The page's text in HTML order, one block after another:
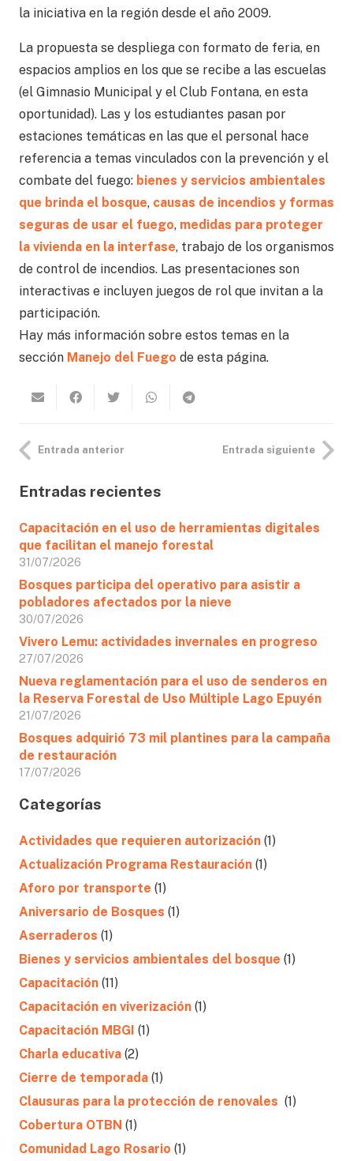
la iniciativa en la región desde el año 2009.
La propuesta se despliega con formato de feria, en
espacios amplios en los que se recibe a las escuelas
(el Gimnasio Municipal y el Club Fontana, en esta
oportunidad). Las y los estudiantes pasan por
estaciones temáticas en las que el personal hace
referencia a temas vinculados con la prevención y el
combate del fuego: bienes y servicios ambientales
que brinda el bosque, causas de incendios y formas
seguras de usar el fuego, medidas para proteger
la vivienda en la interfase, trabajo de los organismos
de control de incendios. Las presentaciones son
interactivas e incluyen juegos de rol que invitan a la
participación.
Hay más información sobre estos temas en la
sección Manejo del Fuego de esta página.
Entrada anterior Entrada siguiente
Entradas recientes
Capacitación en el uso de herramientas digitales
que facilitan el manejo forestal
31/07/2026
Bosques participa del operativo para asistir a
pobladores afectados por la nieve
30/07/2026
Vivero Lemu: actividades invernales en progreso
27/07/2026
Nueva reglamentación para el uso de senderos en
la Reserva Forestal de Uso Múltiple Lago Epuyén
21/07/2026
Bosques adquirió 73 mil plantines para la campaña
de restauración
17/07/2026
Categorías
Actividades que requieren autorización (1)
Actualización Programa Restauración (1)
Aforo por transporte (1)
Aniversario de Bosques (1)
Aserraderos (1)
Bienes y servicios ambientales del bosque (1)
Capacitación (11)
Capacitación en viverización (1)
Capacitación MBGI (1)
Charla educativa (2)
Cierre de temporada (1)
Clausuras para la protección de renovales (1)
Cobertura OTBN (1)
Comunidad Lago Rosario (1)